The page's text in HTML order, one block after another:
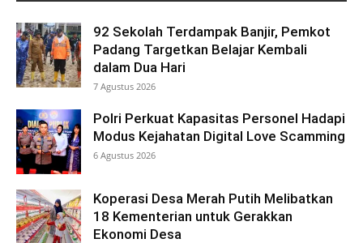
92 Sekolah Terdampak Banjir, Pemkot
Padang Targetkan Belajar Kembali
dalam Dua Hari
7 Agustus 2026
Polri Perkuat Kapasitas Personel Hadapi
Modus Kejahatan Digital Love Scamming
6 Agustus 2026
Koperasi Desa Merah Putih Melibatkan
18 Kementerian untuk Gerakkan
Ekonomi Desa